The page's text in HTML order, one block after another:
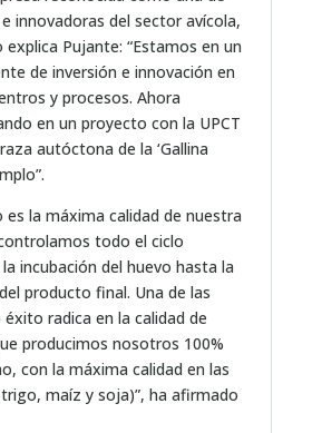
innovadoras del sector avícola,
Pujante: “Estamos en un
de inversión e innovación en
y procesos. Ahora
en un proyecto con la UPCT
autóctona de la ‘Gallina
la máxima calidad de nuestra
todo el ciclo
incubación del huevo hasta la
producto final. Una de las
radica en la calidad de
producimos nosotros 100%
con la máxima calidad en las
maíz y soja)”, ha afirmado